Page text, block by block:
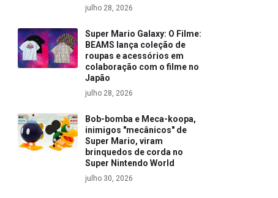
julho 28, 2026
Super Mario Galaxy: O Filme:
BEAMS lança coleção de
roupas e acessórios em
colaboração com o filme no
Japão
julho 28, 2026
Bob-bomba e Meca-koopa,
inimigos "mecânicos" de
Super Mario, viram
brinquedos de corda no
Super Nintendo World
julho 30, 2026